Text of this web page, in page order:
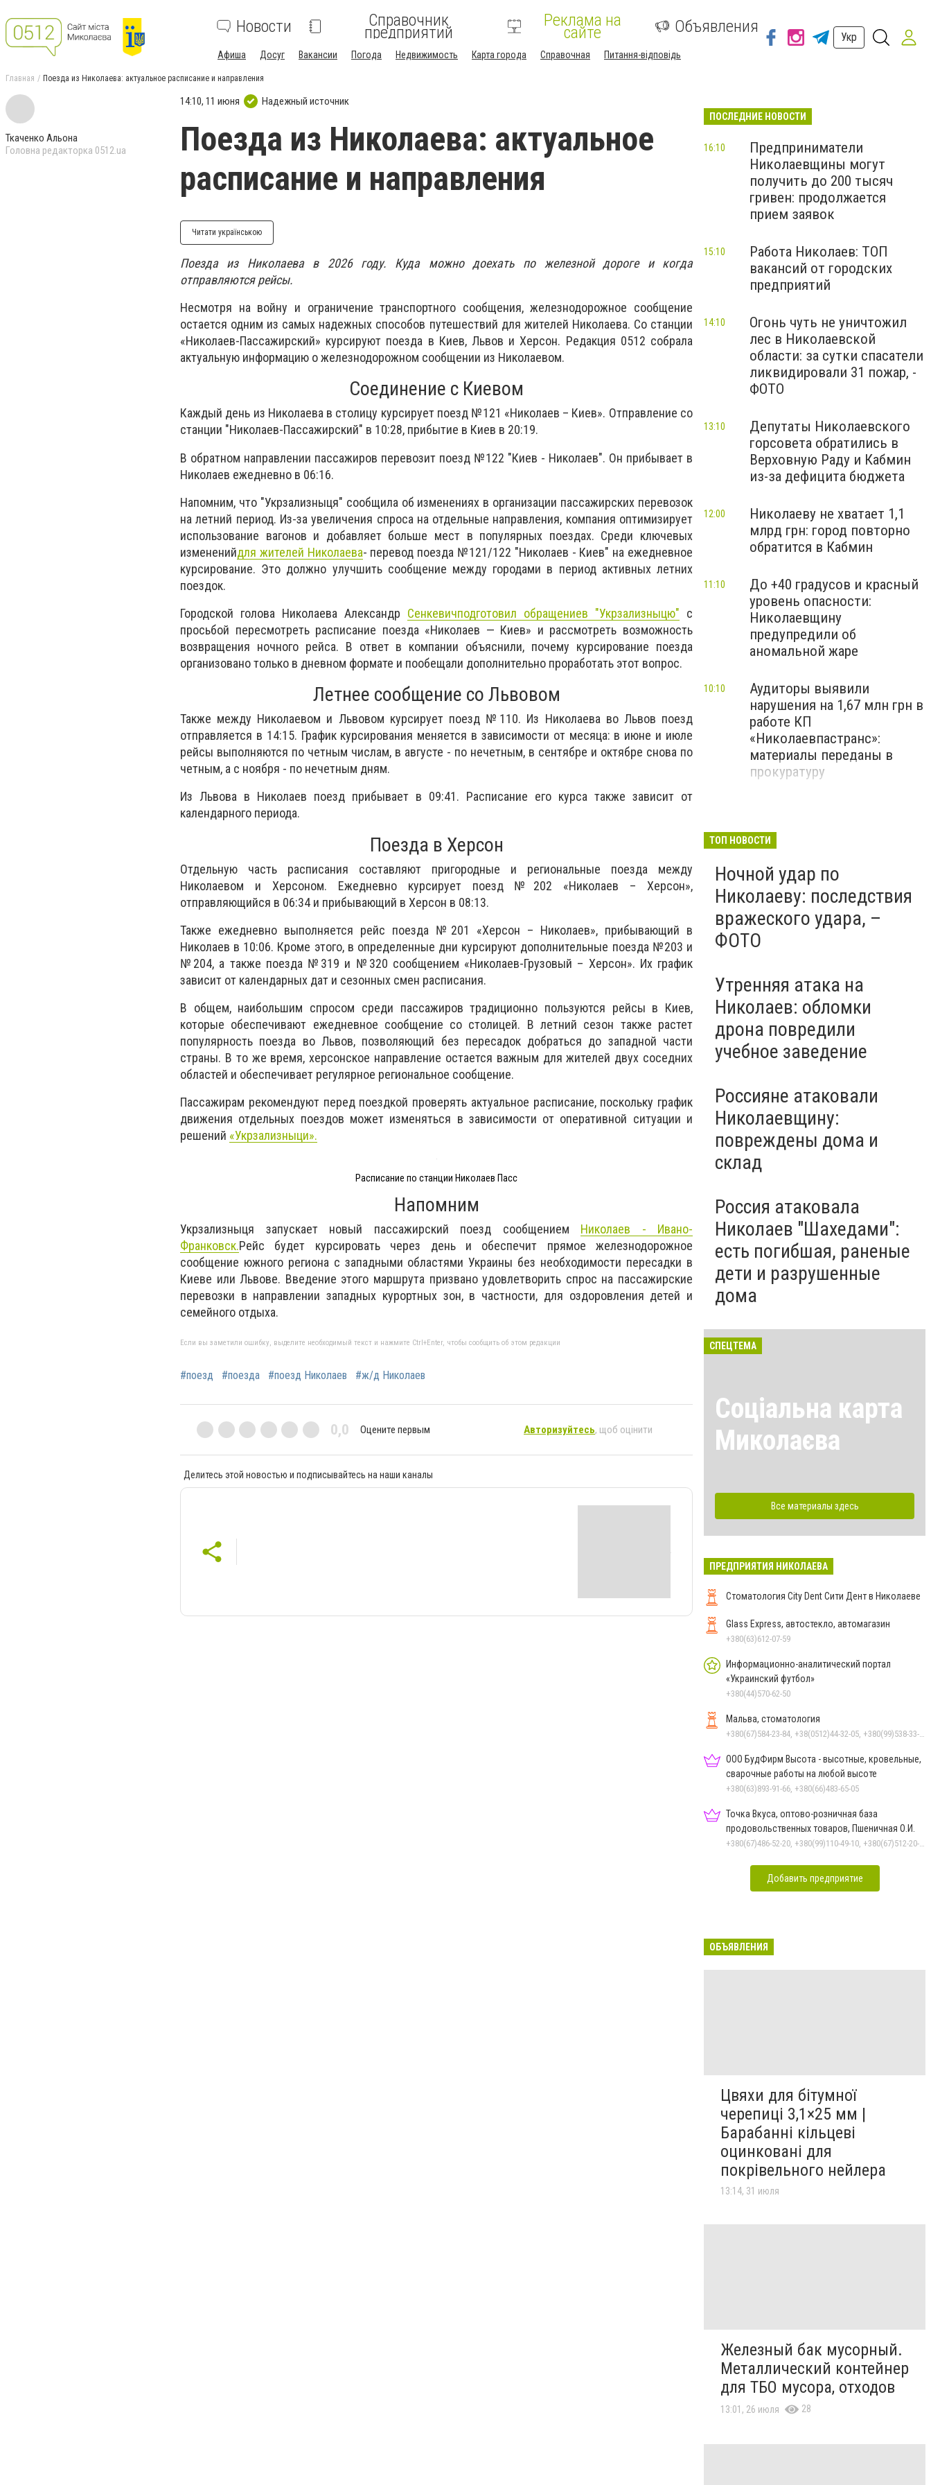
Новости Справочник
предприятий
Реклама на
сайте Объявления
Афиша Досуг Вакансии Погода Недвижимость Карта города Справочная Питання-відповідь
Укр
Главная Поезда из Николаева: актуальное расписание и направления
Ткаченко Альона
Головна редакторка 0512.ua
14:10, 11 июня Надежный источник
Поезда из Николаева: актуальное
расписание и направления
Читати українською
Поезда из Николаева в 2026 году. Куда можно доехать по железной дороге и когда
отправляются рейсы.
Несмотря на войну и ограничение транспортного сообщения, железнодорожное сообщение
остается одним из самых надежных способов путешествий для жителей Николаева. Со станции
«Николаев-Пассажирский» курсируют поезда в Киев, Львов и Херсон. Редакция 0512 собрала
актуальную информацию о железнодорожном сообщении из Николаевом.
Соединение с Киевом
Каждый день из Николаева в столицу курсирует поезд №121 «Николаев – Киев». Отправление со
станции "Николаев-Пассажирский" в 10:28, прибытие в Киев в 20:19.
В обратном направлении пассажиров перевозит поезд №122 "Киев - Николаев". Он прибывает в
Николаев ежедневно в 06:16.
Напомним, что "Укрзализныця" сообщила об изменениях в организации пассажирских перевозок
на летний период. Из-за увеличения спроса на отдельные направления, компания оптимизирует
использование вагонов и добавляет больше мест в популярных поездах. Среди ключевых
измененийдля жителей Николаева- перевод поезда №121/122 "Николаев - Киев" на ежедневное
курсирование. Это должно улучшить сообщение между городами в период активных летних
поездок.
Городской голова Николаева Александр Сенкевичподготовил обращениев "Укрзализныцю" с
просьбой пересмотреть расписание поезда «Николаев — Киев» и рассмотреть возможность
возвращения ночного рейса. В ответ в компании объяснили, почему курсирование поезда
организовано только в дневном формате и пообещали дополнительно проработать этот вопрос.
Летнее сообщение со Львовом
Также между Николаевом и Львовом курсирует поезд №110. Из Николаева во Львов поезд
отправляется в 14:15. График курсирования меняется в зависимости от месяца: в июне и июле
рейсы выполняются по четным числам, в августе - по нечетным, в сентябре и октябре снова по
четным, а с ноября - по нечетным дням.
Из Львова в Николаев поезд прибывает в 09:41. Расписание его курса также зависит от
календарного периода.
Поезда в Херсон
Отдельную часть расписания составляют пригородные и региональные поезда между
Николаевом и Херсоном. Ежедневно курсирует поезд №202 «Николаев – Херсон»,
отправляющийся в 06:34 и прибывающий в Херсон в 08:13.
Также ежедневно выполняется рейс поезда №201 «Херсон – Николаев», прибывающий в
Николаев в 10:06. Кроме этого, в определенные дни курсируют дополнительные поезда №203 и
№204, а также поезда №319 и №320 сообщением «Николаев-Грузовый – Херсон». Их график
зависит от календарных дат и сезонных смен расписания.
В общем, наибольшим спросом среди пассажиров традиционно пользуются рейсы в Киев,
которые обеспечивают ежедневное сообщение со столицей. В летний сезон также растет
популярность поезда во Львов, позволяющий без пересадок добраться до западной части
страны. В то же время, херсонское направление остается важным для жителей двух соседних
областей и обеспечивает регулярное региональное сообщение.
Пассажирам рекомендуют перед поездкой проверять актуальное расписание, поскольку график
движения отдельных поездов может изменяться в зависимости от оперативной ситуации и
решений «Укрзализныци».
Расписание по станции Николаев Пасс
Напомним
Укрзализныця запускает новый пассажирский поезд сообщением Николаев - Ивано-
Франковск.Рейс будет курсировать через день и обеспечит прямое железнодорожное
сообщение южного региона с западными областями Украины без необходимости пересадки в
Киеве или Львове. Введение этого маршрута призвано удовлетворить спрос на пассажирские
перевозки в направлении западных курортных зон, в частности, для оздоровления детей и
семейного отдыха.
Если вы заметили ошибку, выделите необходимый текст и нажмите Ctrl+Enter, чтобы сообщить об этом редакции
#поезд #поезда #поезд Николаев #ж/д Николаев
0,0 Оцените первым Авторизуйтесь, щоб оцінити
Делитесь этой новостью и подписывайтесь на наши каналы
ПОСЛЕДНИЕ НОВОСТИ
Предприниматели
Николаевщины могут
получить до 200 тысяч
гривен: продолжается
прием заявок
16:10
Работа Николаев: ТОП
вакансий от городских
предприятий
15:10
Огонь чуть не уничтожил
лес в Николаевской
области: за сутки спасатели
ликвидировали 31 пожар, -
ФОТО
14:10
Депутаты Николаевского
горсовета обратились в
Верховную Раду и Кабмин
из-за дефицита бюджета
13:10
Николаеву не хватает 1,1
млрд грн: город повторно
обратится в Кабмин
12:00
До +40 градусов и красный
уровень опасности:
Николаевщину
предупредили об
аномальной жаре
11:10
Аудиторы выявили
нарушения на 1,67 млн грн в
работе КП
«Николаевпастранс»:
материалы переданы в
прокуратуру
10:10
магистральную теплосеть:
ФОТО
ТОП НОВОСТИ
Ночной удар по
Николаеву: последствия
вражеского удара, –
ФОТО
Утренняя атака на
Николаев: обломки
дрона повредили
учебное заведение
Россияне атаковали
Николаевщину:
повреждены дома и
склад
Россия атаковала
Николаев "Шахедами":
есть погибшая, раненые
дети и разрушенные
дома
СПЕЦТЕМА
Соціальна карта
Миколаєва
Все материалы здесь
ПРЕДПРИЯТИЯ НИКОЛАЕВА
Стоматология City Dent Сити Дент в Николаеве
Glass Express, автостекло, автомагазин
+380(63)612-07-59
Информационно-аналитический портал
«Украинский футбол»
+380(44)570-62-50
Мальва, стоматология
ООО БудФирм Высота - высотные, кровельные,
сварочные работы на любой высоте
+380(63)893-91-66, +380(66)483-65-05
Точка Вкуса, оптово-розничная база
продовольственных товаров, Пшеничная О.И.
Добавить предприятие
ОБЪЯВЛЕНИЯ
Цвяхи для бітумної
черепиці 3,1×25 мм |
Барабанні кільцеві
оцинковані для
покрівельного нейлера
13:14, 31 июля
Железный бак мусорный.
Металлический контейнер
для ТБО мусора, отходов
13:01, 26 июля 28